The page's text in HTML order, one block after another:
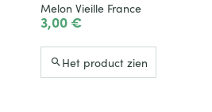
Melon Vieille France
3,00 €
Het product zien